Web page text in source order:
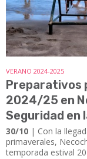
VERANO 2024-2025
Preparativos
2024/25 en
Seguridad en
30/10 | Con la
primaverales,
temporada estival